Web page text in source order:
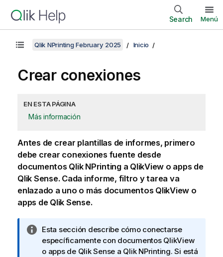
Search Menú
Qlik NPrinting February 2025 Inicio
Crear conexiones
EN ESTA PÁGINA
Más información
Antes de crear plantillas de informes, primero
debe crear conexiones fuente desde
documentos Qlik NPrintinga QlikView o apps de
Qlik Sense. Cada informe, filtro y tarea va
enlazado a uno o más documentos QlikView o
apps de Qlik Sense.
N
o
t
Esta sección describe cómo conectarse
específicamente con documentos QlikView
o apps de Qlik Sense a Qlik NPrinting. Si está